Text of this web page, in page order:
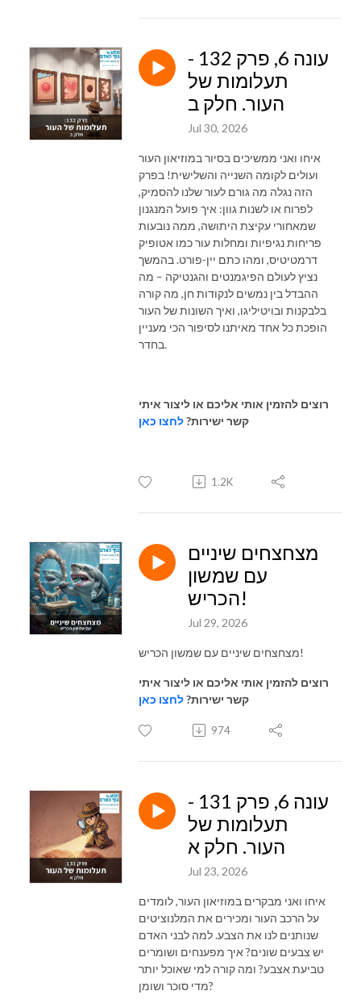
עונה 6, פרק 132 -
תעלומות של
העור. חלק ב
Jul 30, 2026
איחו ואני ממשיכים בסיור במוזיאון העור
ועולים לקומה השנייה והשלישית! בפרק
הזה נגלה מה גורם לעור שלנו להסמיק,
לפרוח או לשנות גוון: איך פועל המנגנון
שמאחורי עקיצת היתושה, ממה נובעות
פריחות נגיפיות ומחלות עור כמו אטופיק
דרמטיטיס, ומהו כתם יין-פורט. בהמשך
נציץ לעולם הפיגמנטים והגנטיקה – מה
ההבדל בין נמשים לנקודות חן, מה קורה
בלבקנות ובויטיליגו, ואיך השונות של העור
הופכת כל אחד מאיתנו לסיפור הכי מעניין
בחדר.
רוצים להזמין אותי אליכם או ליצור איתי
קשר ישירות?לחצו כאן
1.2K
מצחצחים שיניים
עם שמשון
הכריש!
Jul 29, 2026
מצחצחים שיניים עם שמשון הכריש!
רוצים להזמין אותי אליכם או ליצור איתי
קשר ישירות?לחצו כאן
974
עונה 6, פרק 131 -
תעלומות של
העור. חלק א
Jul 23, 2026
איחו ואני מבקרים במוזיאון העור, לומדים
על הרכב העור ומכירים את המלנוציטים
שנותנים לנו את הצבע. למה לבני האדם
יש צבעים שונים? איך מפענחים ושומרים
טביעת אצבע? ומה קורה למי שאוכל יותר
מדי סוכר ושומן?